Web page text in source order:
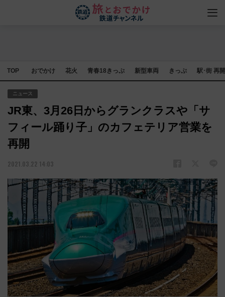
TOP おでかけ 花火 青春18きっぷ 新型車両 きっぷ 駅･街 再
ニュース
JR東、3月26日からグランクラスや「サ
フィール踊り子」のカフェテリア営業を
再開
2021.03.22 14:03